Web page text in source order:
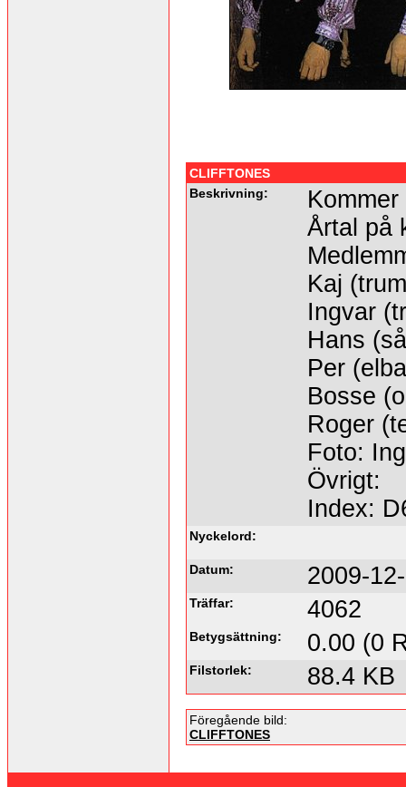
CLIFFTONES
Beskrivning:
Årtal på
Kaj
Ingvar
Hans
Per
Bosse
Roger
Foto:
Övrigt:
Index:
Nyckelord:
Datum: 2009-
Träffar: 4062
Betygsättning: 0.00 (0
Filstorlek: 88.4 KB
Föregående bild:
CLIFFTONES